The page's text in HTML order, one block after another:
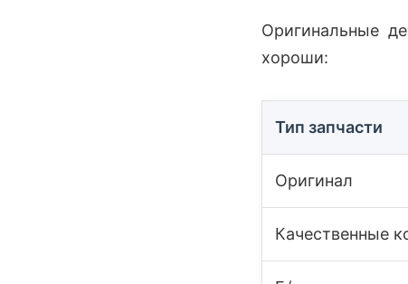
Оригинальные
хороши:
Тип запчасти
Оригинал
Качественные